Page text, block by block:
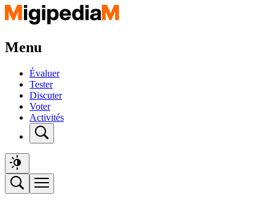
Menu
Évaluer
Tester
Discuter
Voter
Activités